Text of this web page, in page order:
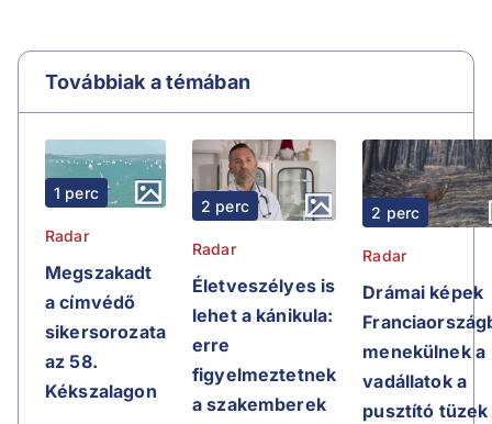
Továbbiak a témában
1 perc
Radar
Megszakadt
a címvédő
sikersorozata
az 58.
Kékszalagon
2 perc
Radar
Életveszélyes is
lehet a kánikula:
erre
figyelmeztetnek
a szakemberek
2 perc
Radar
Drámai képek
menekülnek a
vadállatok a
pusztító tüzek